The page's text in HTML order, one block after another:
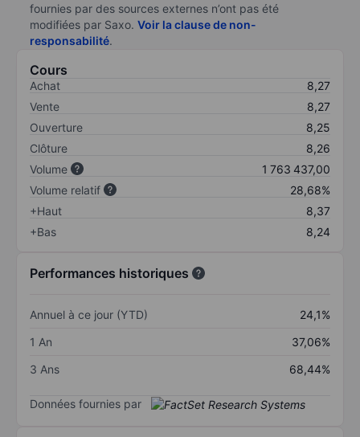
fournies par des sources externes n’ont pas été
modifiées par Saxo. Voir la clause de non-
responsabilité.
Cours
Achat
8,27
Vente
8,27
Ouverture
8,25
Clôture
8,26
Volume
1 763 437,00
Volume relatif
28,68%
+Haut
8,37
+Bas
8,24
Performances historiques
Annuel à ce jour (YTD)
24,1%
1 An
37,06%
3 Ans
68,44%
Données fournies par